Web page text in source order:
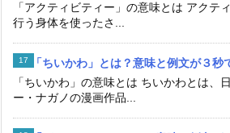
「アクティビティー」の意味とは アクテ
行う身体を使ったさ...
「ちいかわ」とは？意味と例文が３秒
「ちいかわ」の意味とは ちいかわとは、
ー・ナガノの漫画作品...